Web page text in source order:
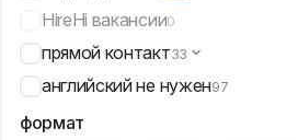
HireHi вакансии0
прямой контакт33
английский не нужен97
формат